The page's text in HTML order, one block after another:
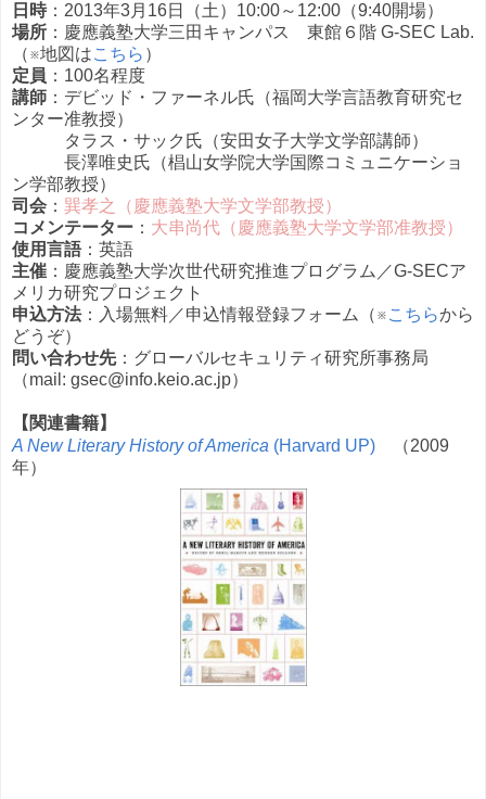
日時：2013年3月16日（土）10:00～12:00（9:40開場）
場所 ：慶應義塾大学三田キャンパス 東館６階 G-SEC Lab.
（※地図はこちら ）
定員 ：100名程度
講師 ：デビッド・ファーネル氏（福岡大学言語教育研究セ
ンター准教授）
タラス・サック氏（安田女子大学文学部講師）
長澤唯史氏（椙山女学院大学国際コミュニケーショ
ン学部教授）
司会 ： 巽孝之（慶應義塾大学文学部教授）
コメンテーター ： 大串尚代（慶應義塾大学文学部准教授）
使用言語：英語
主催 ：慶應義塾大学次世代研究推進プログラム／G-SECア
メリカ研究プロジェクト
申込方法：入場無料／申込情報登録フォーム（※こちらから
どうぞ）
問い合わせ先：グローバルセキュリティ研究所事務局
（mail: gsec@info.keio.ac.jp）
【関連書籍】
A New Literary History of America (Harvard UP)
（2009
年）